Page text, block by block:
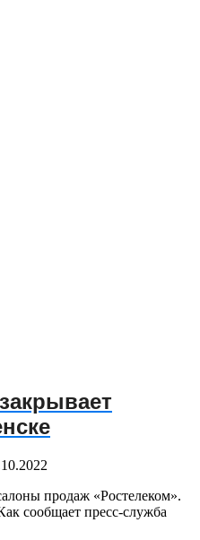
продаж «Ростелеком».
сообщает пресс-служба